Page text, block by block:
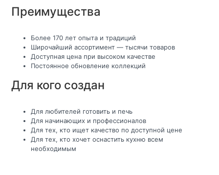
Преимущества
Более 170 лет опыта и традиций
Широчайший ассортимент — тысячи товаров
Доступная цена при высоком качестве
Постоянное обновление коллекций
Для кого создан
Для любителей готовить и печь
Для начинающих и профессионалов
Для тех, кто ищет качество по доступной цене
Для тех, кто хочет оснастить кухню всем
необходимым